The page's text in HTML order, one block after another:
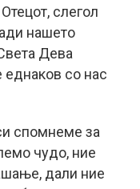
слегол
нашето
Дева
еднаков со нас
спомнеме за
чудо, ние
дали ние